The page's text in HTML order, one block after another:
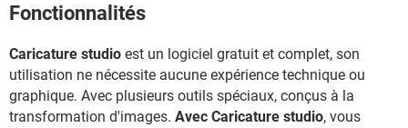
Fonctionnalités
Caricature studio est un logiciel gratuit et complet, son
utilisation ne nécessite aucune expérience technique ou
graphique. Avec plusieurs outils spéciaux, conçus à la
transformation d'images. Avec Caricature studio, vous